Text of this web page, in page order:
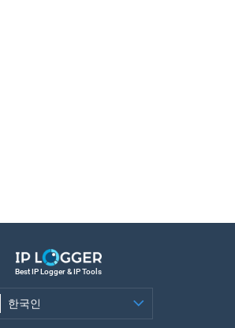
Best IP Logger & IP Tools
한국인